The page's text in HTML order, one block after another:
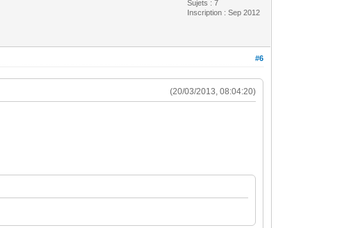
Sujets : 7
Inscription : Sep 2012
#6
(20/03/2013, 08:04:20)